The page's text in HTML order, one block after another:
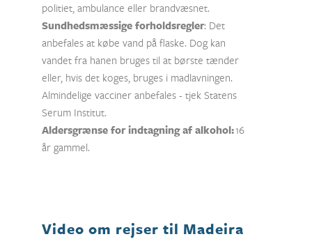
politiet, ambulance eller brandvæsnet.
Sundhedsmæssige forholdsregler: Det
anbefales at købe vand på flaske. Dog kan
vandet fra hanen bruges til at børste tænder
eller, hvis det koges, bruges i madlavningen.
Almindelige vacciner anbefales - tjek Statens
Serum Institut.
Aldersgrænse for indtagning af alkohol:16
år gammel.
Video om rejser til Madeira